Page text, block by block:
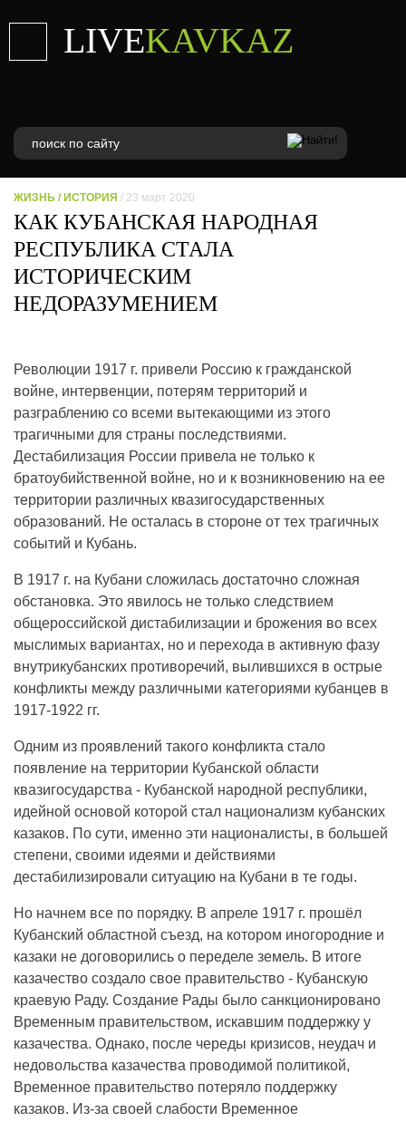
LIVEKAVKAZ
ЖИЗНЬ / ИСТОРИЯ / 23 март 2020
КАК КУБАНСКАЯ НАРОДНАЯ
РЕСПУБЛИКА СТАЛА
ИСТОРИЧЕСКИМ
НЕДОРАЗУМЕНИЕМ
Революции 1917 г. привели Россию к гражданской
войне, интервенции, потерям территорий и
разграблению со всеми вытекающими из этого
трагичными для страны последствиями.
Дестабилизация России привела не только к
братоубийственной войне, но и к возникновению на ее
территории различных квазигосударственных
образований. Не осталась в стороне от тех трагичных
событий и Кубань.
В 1917 г. на Кубани сложилась достаточно сложная
обстановка. Это явилось не только следствием
общероссийской дистабилизации и брожения во всех
мыслимых вариантах, но и перехода в активную фазу
внутрикубанских противоречий, вылившихся в острые
конфликты между различными категориями кубанцев в
1917-1922 гг.
Одним из проявлений такого конфликта стало
появление на территории Кубанской области
квазигосударства - Кубанской народной республики,
идейной основой которой стал национализм кубанских
казаков. По сути, именно эти националисты, в большей
степени, своими идеями и действиями
дестабилизировали ситуацию на Кубани в те годы.
Но начнем все по порядку. В апреле 1917 г. прошёл
Кубанский областной съезд, на котором иногородние и
казаки не договорились о переделе земель. В итоге
казачество создало свое правительство - Кубанскую
краевую Раду. Создание Рады было санкционировано
Временным правительством, искавшим поддержку у
казачества. Однако, после череды кризисов, неудач и
недовольства казачества проводимой политикой,
Временное правительство потеряло поддержку
казаков. Из-за своей слабости Временное